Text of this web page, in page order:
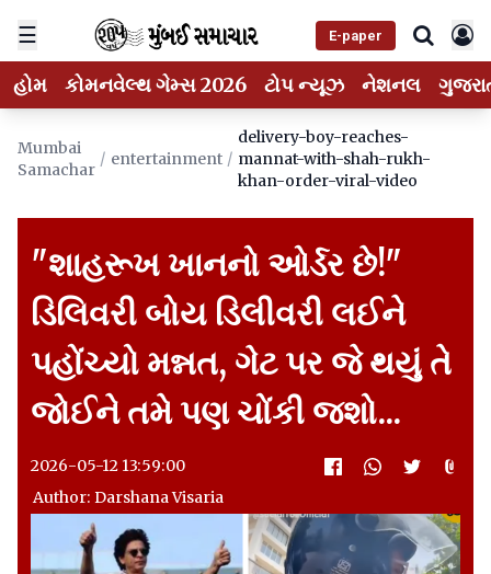
☰ E-paper
હોમ કોમનવેલ્થ ગેમ્સ 2026 ટોપ ન્યૂઝ નેશનલ
Mumbai
Samachar
/ entertainment /
delivery-boy-reaches-
mannat-with-shah-rukh-
khan-order-viral-video
"શાહરૂખ ખાનનો ઓર્ડર છે!"
ડિલિવરી બોય ડિલીવરી લઈને
પહોંચ્યો મન્નત, ગેટ પર જે થયું તે
જોઈને તમે પણ ચોંકી જશો...
2026-05-12 13:59:00
Author: Darshana Visaria